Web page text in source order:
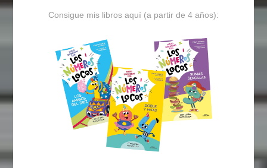
Consigue mis libros aquí (a partir de 4 años):